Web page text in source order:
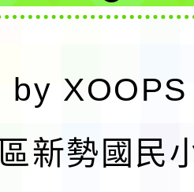
by XOOPS
新勢國民